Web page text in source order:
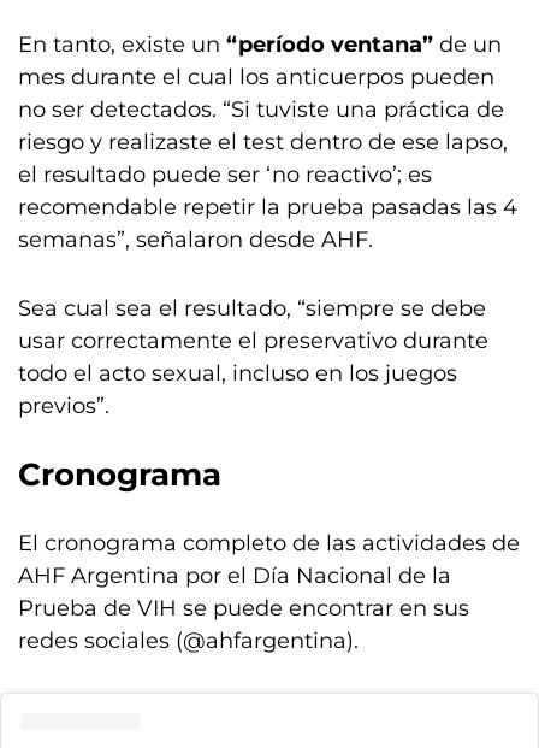
En tanto, existe un “período ventana” de un
mes durante el cual los anticuerpos pueden
no ser detectados. “Si tuviste una práctica de
riesgo y realizaste el test dentro de ese lapso,
el resultado puede ser ‘no reactivo’; es
recomendable repetir la prueba pasadas las 4
semanas”, señalaron desde AHF.
Sea cual sea el resultado, “siempre se debe
usar correctamente el preservativo durante
todo el acto sexual, incluso en los juegos
previos”.
Cronograma
El cronograma completo de las actividades de
AHF Argentina por el Día Nacional de la
Prueba de VIH se puede encontrar en sus
redes sociales (@ahfargentina).